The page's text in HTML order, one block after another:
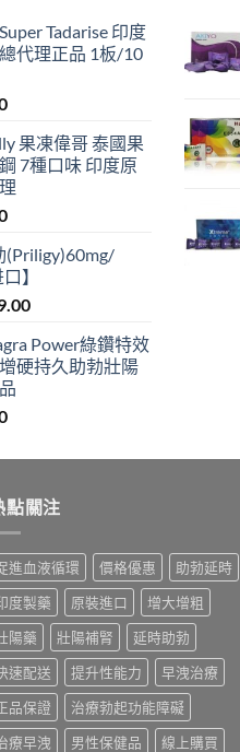
Tadarise 印度
代理正品 1板/10
Current
is:
$399.00.
果凍偉哥 泰國果
7種口味 印度原
Current
is:
$409.00.
(Priligy)60mg/
】
Price
$399.00
through
Power綠鑽特效
硬持久助勃壯陽
Current
is:
點關注
進血液循環 價格優惠
助勃延時
度製藥
原裝進口
增大增粗
陽藥
壯陽補腎
延時助勃
速配送
提升性能力
早洩治療
品保證
治療勃起功能障礙
療早洩
男性保健品
線上購買